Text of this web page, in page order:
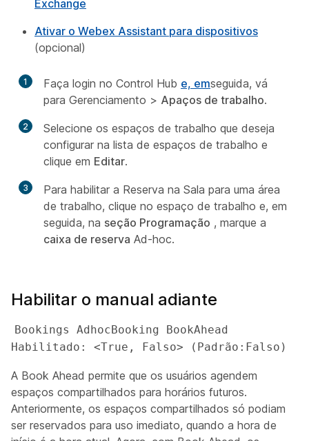
Exchange
Ativar o Webex Assistant para dispositivos
(opcional)
1 Faça login no Control Hub e, emseguida, vá
para Gerenciamento > Apaços de trabalho.
2
Selecione os espaços de trabalho que deseja
configurar na lista de espaços de trabalho e
clique em Editar.
3
Para habilitar a Reserva na Sala para uma área
de trabalho, clique no espaço de trabalho e, em
seguida, na seção Programação , marque a
caixa de reserva Ad-hoc.
Habilitar o manual adiante
Bookings AdhocBooking BookAhead
Habilitado: <True, Falso> (Padrão:Falso)
A Book Ahead permite que os usuários agendem
espaços compartilhados para horários futuros.
Anteriormente, os espaços compartilhados só podiam
ser reservados para uso imediato, quando a hora de